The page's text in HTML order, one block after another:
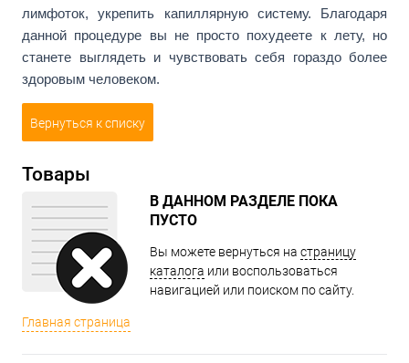
лимфоток, укрепить капиллярную систему. Благодаря
данной процедуре вы не просто похудеете к лету, но
станете выглядеть и чувствовать себя гораздо более
здоровым человеком.
Вернуться к списку
Товары
В ДАННОМ РАЗДЕЛЕ ПОКА
ПУСТО
Вы можете вернуться на страницу
каталога или воспользоваться
навигацией или поиском по сайту.
Главная страница